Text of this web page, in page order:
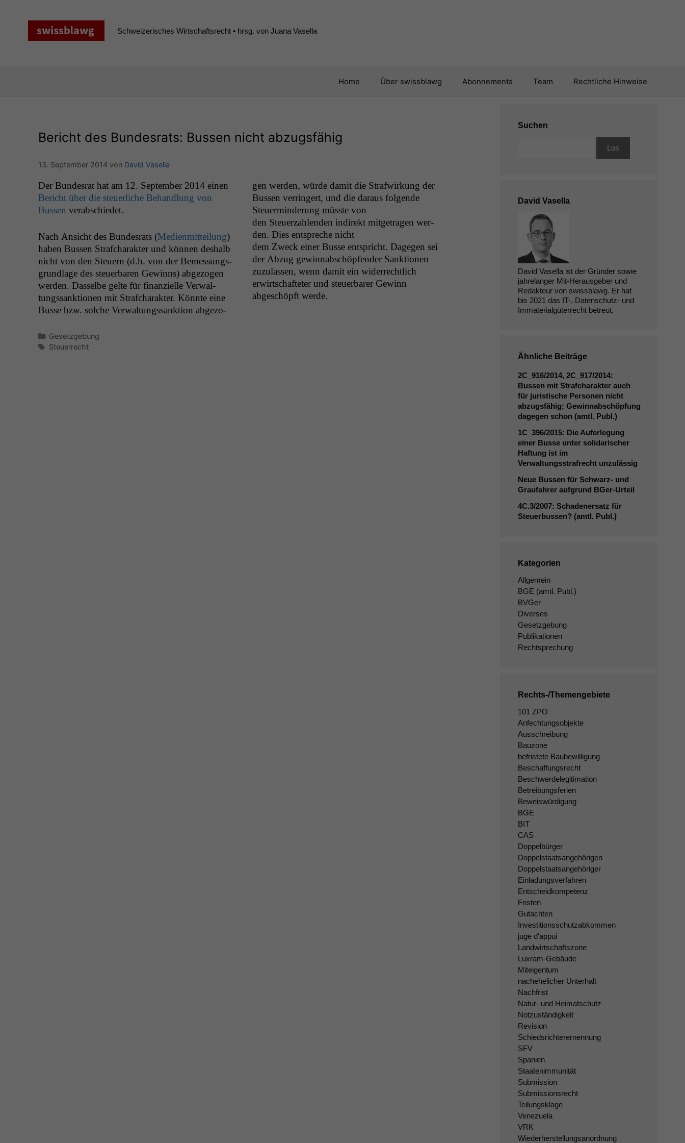
Schweizerisches Wirtschaftsrecht • hrsg. von Juana Vasella
Home Über swissblawg Abonnements Team Rechtliche Hinweise
Bericht des Bundesrats: Bussen nicht abzugsfähig
13. September 2014 von David Vasella
Der Bun­desrat hat am 12. Sep­tem­ber 2014 einen
Bericht über die steuer­liche Behand­lung von
Bussen verabschiedet.
Nach Ansicht des Bun­desrats (Medi­en­mit­teilung)
haben Bussen Strafcharak­ter und kön­nen deshalb
nicht von den Steuern (d.h. von der Bemes­sungs­
grund­lage des steuer­baren Gewinns) abge­zo­gen
wer­den. Das­selbe gelte für finanzielle Ver­wal­
tungssank­tio­nen mit Strafcharak­ter. Kön­nte eine
Busse bzw. solche Ver­wal­tungssank­tion abge­zo­
gen wer­den, würde damit die Strafwirkung der
Bussen ver­ringert, und die daraus fol­gende
Steuer­min­derung müsste von
den Steuerzahlen­den indi­rekt mit­ge­tra­gen wer­
den. Dies entspreche nicht
dem Zweck ein­er Busse entspricht. Dage­gen sei
der Abzug gewinnab­schöpfend­er Sank­tio­nen
zuzu­lassen, wenn damit ein wider­rechtlich
erwirtschafteter und steuer­bar­er Gewinn
abgeschöpft werde.
Kategorien
Gesetzgebung
Schlagwörter
Steuerrecht
Suchen
David Vasella
David Vasella ist der Gründer sowie
jahrelanger Mit-Herausgeber und
Redakteur von swissblawg. Er hat
bis 2021 das IT-, Datenschutz- und
Immaterialgüterrecht betreut.
Ähnliche Beiträge
2C_916/2014, 2C_917/2014:
Bussen mit Strafcharakter auch
für juristische Personen nicht
abzugsfähig; Gewinnabschöpfung
dagegen schon (amtl. Publ.)
1C_396/2015: Die Auferlegung
einer Busse unter solidarischer
Haftung ist im
Verwaltungsstrafrecht unzulässig
Neue Bussen für Schwarz- und
Graufahrer aufgrund BGer-Urteil
4C.3/2007: Schadenersatz für
Steuerbussen? (amtl. Publ.)
Kategorien
Allgemein
BGE (amtl. Publ.)
BVGer
Diverses
Gesetzgebung
Publikationen
Rechtsprechung
Rechts-/Themengebiete
101 ZPO
Anfechtungsobjekte
Ausschreibung
Bauzone
befristete Baubewilligung
Beschaffungsrecht
Beschwerdelegitimation
Betreibungsferien
Beweiswürdigung
BGE
BIT
CAS
Doppelbürger
Doppelstaatsangehörigen
Doppelstaatsangehöriger
Einladungsverfahren
Entscheidkompetenz
Fristen
Gutachten
Investitionsschutzabkommen
juge d'appui
Landwirtschaftszone
Luxram-Gebäude
Miteigentum
nachehelicher Unterhalt
Nachfrist
Natur- und Heimatschutz
Notzuständigkeit
Revision
Schiedsrichterernennung
SFV
Spanien
Staatenimmunität
Submission
Submissionsrecht
Teilungsklage
Venezuela
VRK
Wiederherstellungsanordnung